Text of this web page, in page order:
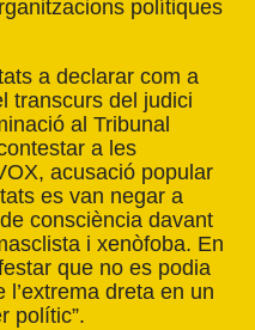
polítiques
a declarar com a
transcurs del judici
al Tribunal
a les
acusació popular
es van negar a
consciència davant
i xenòfoba. En
que no es podia
l’extrema dreta en un
polític”.